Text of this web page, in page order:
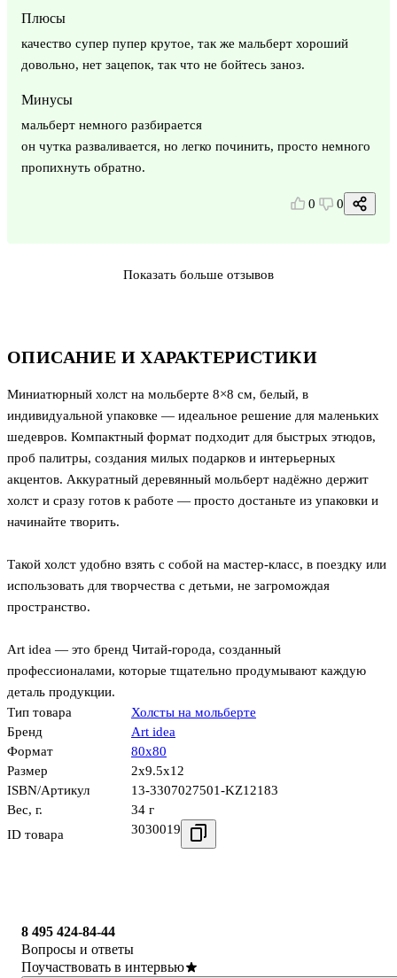
ОПИСАНИЕ И ХАРАКТЕРИСТИКИ
Миниатюрный холст на мольберте 8×8 см, белый, в
индивидуальной упаковке — идеальное решение для маленьких
шедевров. Компактный формат подходит для быстрых этюдов,
проб палитры, создания милых подарков и интерьерных
акцентов. Аккуратный деревянный мольберт надёжно держит
холст и сразу готов к работе — просто достаньте из упаковки и
начинайте творить.
Такой холст удобно взять с собой на мастер‑класс, в поездку или
использовать для творчества с детьми, не загромождая
пространство.
Art idea — это бренд Читай-города, созданный
профессионалами, которые тщательно продумывают каждую
деталь продукции.
Тип товара
Холсты на мольберте
Бренд
Art idea
Формат
80х80
Размер
2x9.5x12
ISBN/Артикул
13-3307027501-KZ12183
Вес, г.
34 г
ID товара
3030019
Плюсы
качество супер пупер крутое, так же мальберт хороший
довольно, нет зацепок, так что не бойтесь заноз.
Минусы
мальберт немного разбирается
он чутка разваливается, но легко починить, просто немного
пропихнуть обратно.
0 0
Показать больше отзывов
8 495 424-84-44
Вопросы и ответы
Поучаствовать в интервью